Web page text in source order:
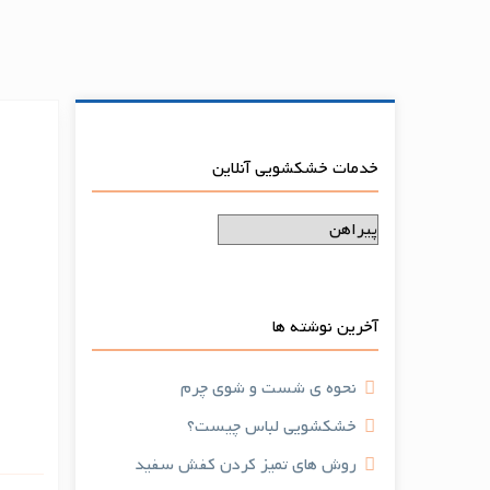
خدمات خشکشویی آنلاین
آخرین نوشته ها
نحوه ی شست و شوی چرم
خشکشویی لباس چیست؟
روش های تمیز کردن کفش سفید